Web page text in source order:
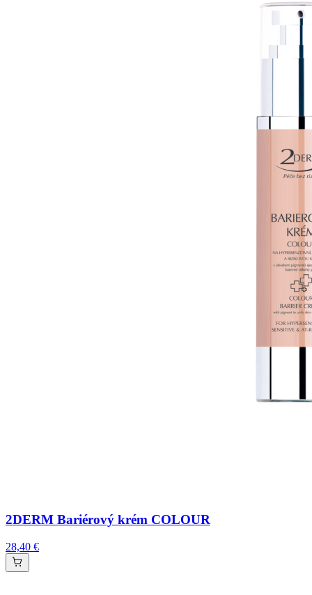
2DERM Bariérový krém COLOUR
28,40 €